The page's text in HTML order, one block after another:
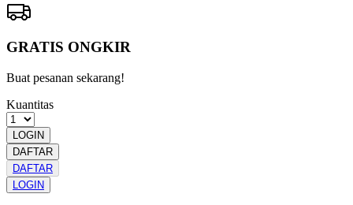
GRATIS ONGKIR
Buat pesanan sekarang!
Kuantitas
LOGIN
DAFTAR
DAFTAR
LOGIN